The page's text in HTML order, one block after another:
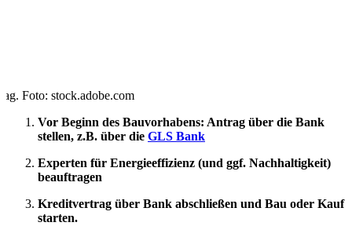
Foto: stock.adobe.com
Vor Beginn des Bauvorhabens: Antrag über die Bank
stellen, z.B. über die GLS Bank
Experten für Energieeffizienz (und ggf. Nachhaltigkeit)
beauftragen
Kreditvertrag über Bank abschließen und Bau oder Kauf
starten.